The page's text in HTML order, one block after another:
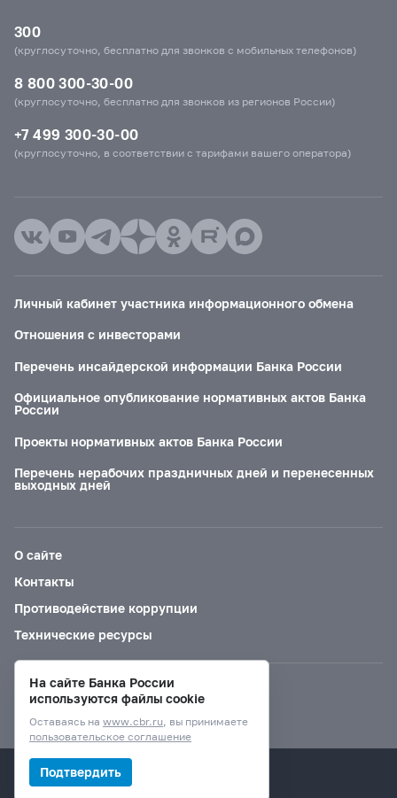
300
(круглосуточно, бесплатно для звонков с мобильных телефонов)
8 800 300-30-00
(круглосуточно, бесплатно для звонков из регионов России)
+7 499 300-30-00
(круглосуточно, в соответствии с тарифами вашего оператора)
Личный кабинет участника информационного обмена
Отношения с инвесторами
Перечень инсайдерской информации Банка России
Официальное опубликование нормативных актов Банка
России
Проекты нормативных актов Банка России
Перечень нерабочих праздничных дней и перенесенных
выходных дней
О сайте
Контакты
Противодействие коррупции
Технические ресурсы
Версия для слабовидящих
© Банк России, 2000–2026.
На сайте Банка России
используются файлы cookie
Оставаясь на www.cbr.ru, вы принимаете
пользовательское соглашение
Подтвердить